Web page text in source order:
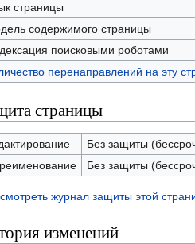
страницы
содержимого страницы
поисковыми роботами
перенаправлений на эту
страницы
Без защиты
Без защиты
журнал защиты этой
изменений